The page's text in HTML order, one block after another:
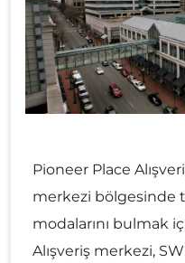
Pioneer Place
merkezi bölgesinde
modalarını bulmak
Alışveriş merkezi,